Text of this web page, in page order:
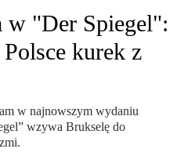
w "Der Spiegel":
kurek z
w najnowszym wydaniu
wzywa Brukselę do